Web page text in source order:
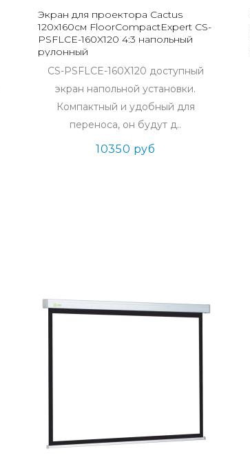
Экран для проектора Cactus
120x160см FloorCompactExpert CS-
PSFLCE-160X120 4:3 напольный
рулонный
CS-PSFLCE-160X120 доступный
экран напольной установки.
Компактный и удобный для
переноса, он будут д..
10350 руб